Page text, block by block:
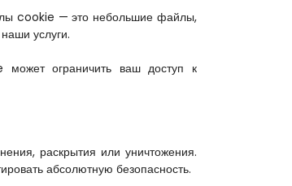
cookie — это небольшие файлы,
услуги.
ограничить ваш доступ к
раскрытия или уничтожения.
абсолютную безопасность.